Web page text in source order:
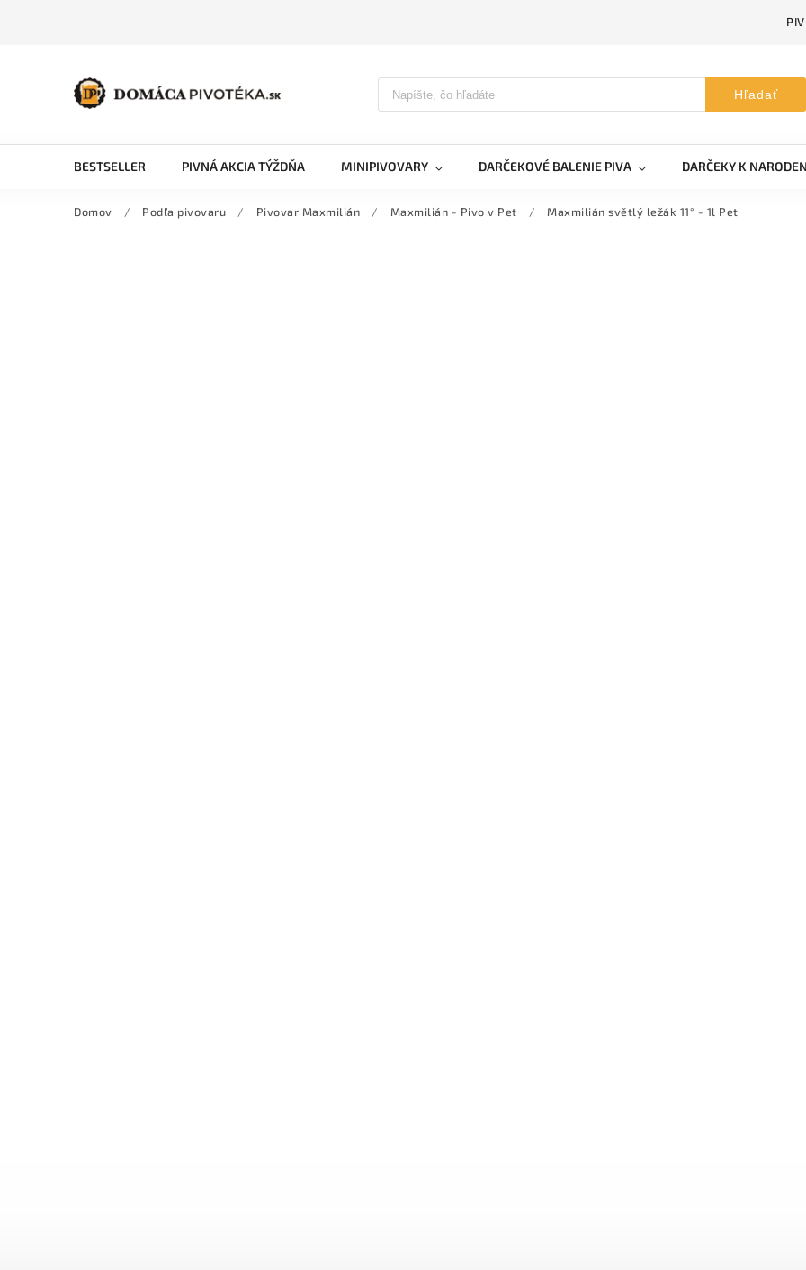
Hľadať
BESTSELLER PIVNÁ AKCIA TÝŽDŇA MINIPIVOVARY DARČEKOVÉ BALENIE PIVA DARČEKY K
Domov / Podľa pivovaru / Pivovar Maxmilián / Maxmilián - Pivo v Pet / Maxmilián světlý ležák 11° - 1l Pet